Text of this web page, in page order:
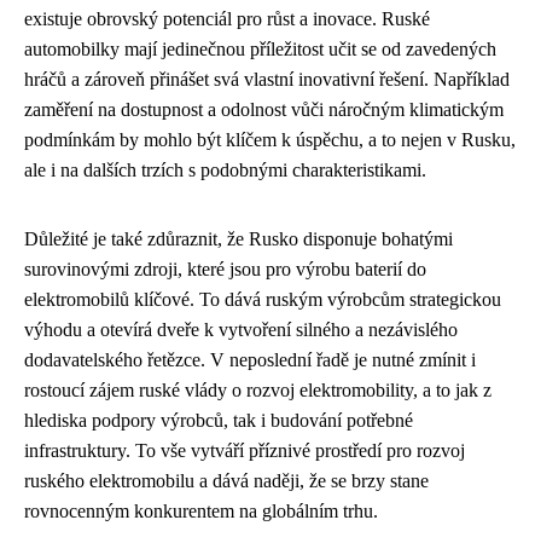
existuje obrovský potenciál pro růst a inovace. Ruské
automobilky mají jedinečnou příležitost učit se od zavedených
hráčů a zároveň přinášet svá vlastní inovativní řešení. Například
zaměření na dostupnost a odolnost vůči náročným klimatickým
podmínkám by mohlo být klíčem k úspěchu, a to nejen v Rusku,
ale i na dalších trzích s podobnými charakteristikami.
Důležité je také zdůraznit, že Rusko disponuje bohatými
surovinovými zdroji, které jsou pro výrobu baterií do
elektromobilů klíčové. To dává ruským výrobcům strategickou
výhodu a otevírá dveře k vytvoření silného a nezávislého
dodavatelského řetězce. V neposlední řadě je nutné zmínit i
rostoucí zájem ruské vlády o rozvoj elektromobility, a to jak z
hlediska podpory výrobců, tak i budování potřebné
infrastruktury. To vše vytváří příznivé prostředí pro rozvoj
ruského elektromobilu a dává naději, že se brzy stane
rovnocenným konkurentem na globálním trhu.